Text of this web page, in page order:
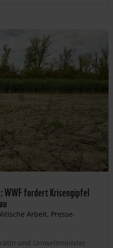
WWF fordert Krisengipfel
Arbeit, Presse-
und Umweltminister